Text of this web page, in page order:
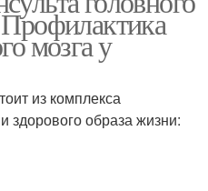
мозга у
из комплекса
здорового образа жизни: